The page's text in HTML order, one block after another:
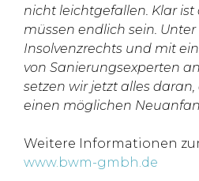
nicht leichtgefallen. Klar ist
müssen endlich sein. Unter
Insolvenzrechts und mit
von Sanierungsexperten an
setzen wir jetzt alles daran,
einen möglichen
Weitere Informationen
www.bwm-gmbh.de